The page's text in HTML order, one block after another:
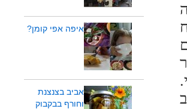
איפה אפי קומן?
אביב בצנצנת
וחורף בבקבוק